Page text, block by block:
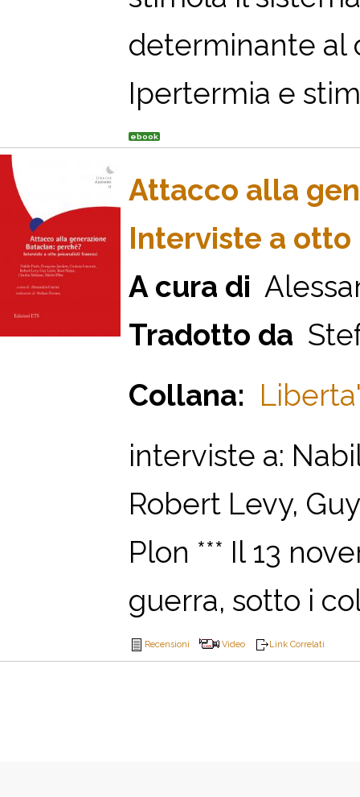
determinante al
Ipertermia e
ebook
Attacco alla
Interviste a
A cura di
Tradotto da
Collana:
interviste a:
Robert Levy,
Plon *** Il 13
guerra, sotto i
Recensioni Video Link Correlati